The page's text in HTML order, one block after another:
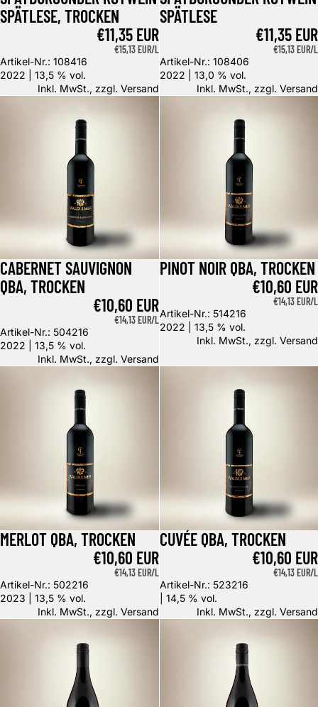
SPÄTLESE, TROCKEN
€11,35 EUR
GRUNDPREIS
€15,13 EUR/L
Artikel-Nr.: 108416
2022 | 13,5 % vol.
Inkl. MwSt., zzgl. Versand
SPÄTLESE
€11,35 EUR
GRUNDPREIS
€15,13 EUR/L
Artikel-Nr.: 108406
2022 | 13,0 % vol.
Inkl. MwSt., zzgl. Versand
CABERNET SAUVIGNON
QBA, TROCKEN
€10,60 EUR
GRUNDPREIS
€14,13 EUR/L
Artikel-Nr.: 504216
2022 | 13,5 % vol.
Inkl. MwSt., zzgl. Versand
PINOT NOIR QBA, TROCKEN
€10,60 EUR
GRUNDPREIS
€14,13 EUR/L
Artikel-Nr.: 514216
2022 | 13,5 % vol.
Inkl. MwSt., zzgl. Versand
MERLOT QBA, TROCKEN
€10,60 EUR
GRUNDPREIS
€14,13 EUR/L
Artikel-Nr.: 502216
2023 | 13,5 % vol.
Inkl. MwSt., zzgl. Versand
CUVÉE QBA, TROCKEN
€10,60 EUR
GRUNDPREIS
€14,13 EUR/L
Artikel-Nr.: 523216
| 14,5 % vol.
Inkl. MwSt., zzgl. Versand